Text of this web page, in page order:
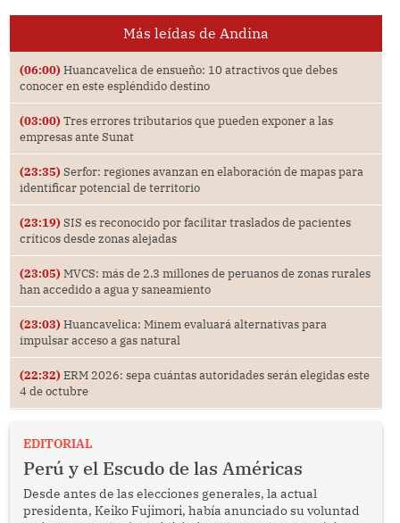
Más leídas de Andina
(06:00) Huancavelica de ensueño: 10 atractivos que debes
conocer en este espléndido destino
(03:00) Tres errores tributarios que pueden exponer a las
empresas ante Sunat
(23:35) Serfor: regiones avanzan en elaboración de mapas para
identificar potencial de territorio
(23:19) SIS es reconocido por facilitar traslados de pacientes
críticos desde zonas alejadas
(23:05) MVCS: más de 2.3 millones de peruanos de zonas rurales
han accedido a agua y saneamiento
(23:03) Huancavelica: Minem evaluará alternativas para
impulsar acceso a gas natural
(22:32) ERM 2026: sepa cuántas autoridades serán elegidas este
4 de octubre
EDITORIAL
Perú y el Escudo de las Américas
Desde antes de las elecciones generales, la actual
presidenta, Keiko Fujimori, había anunciado su voluntad